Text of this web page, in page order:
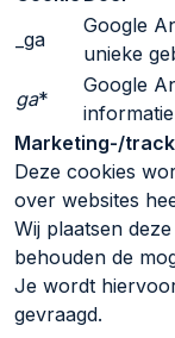
_ga
Google
unieke
ga*
Google
informatie
Marketing-/
Deze cookies
over websites
Wij plaatsen
behouden de
Je wordt
gevraagd.